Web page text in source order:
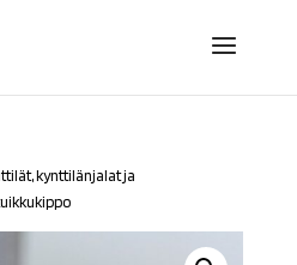
kynttilänjalat ja